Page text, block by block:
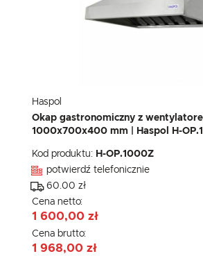
Haspol
Okap gastronomiczny z
1000x700x400 mm | Haspol H-
Kod produktu: H-OP.1000Z
potwierdź telefonicznie
60.00 zł
Cena netto:
1 600,00 zł
Cena brutto:
1 968,00 zł